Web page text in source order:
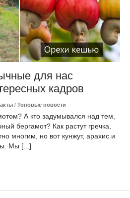
для нас
кадров
/Топовые новости
А кто задумывался над тем,
бергамот? Как растут гречка,
многим, но вот кунжут, арахис и
Мы [...]